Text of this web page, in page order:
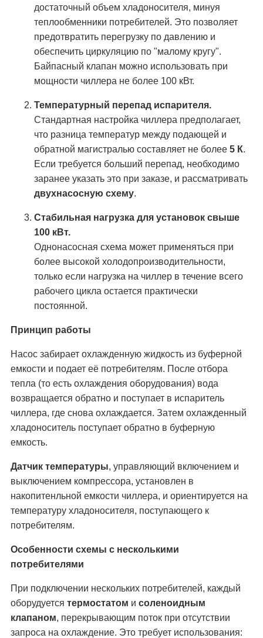
достаточный объем хладоносителя, минуя
теплообменники потребителей. Это позволяет
предотвратить перегрузку по давлению и
обеспечить циркуляцию по "малому кругу".
Байпасный клапан можно использовать при
мощности чиллера не более 100 кВт.
Температурный перепад испарителя.
Стандартная настройка чиллера предполагает,
что разница температур между подающей и
обратной магистралью составляет не более 5 К.
Если требуется больший перепад, необходимо
заранее указать это при заказе, и рассматривать
двухнасосную схему.
Стабильная нагрузка для установок свыше
100 кВт.
Однонасосная схема может применяться при
более высокой холодопроизводительности,
только если нагрузка на чиллер в течение всего
рабочего цикла остается практически
постоянной.
Принцип работы
Насос забирает охлажденную жидкость из буферной
емкости и подает её потребителям. После отбора
тепла (то есть охлаждения оборудования) вода
возвращается обратно и поступает в испаритель
чиллера, где снова охлаждается. Затем охлажденный
хладоноситель поступает обратно в буферную
емкость.
Датчик температуры, управляющий включением и
выключением компрессора, установлен в
накопитенльной емкости чиллера, и ориентируется на
температуру хладоносителя, поступающего к
потребителям.
Особенности схемы с несколькими
потребителями
При подключении нескольких потребителей, каждый
оборудуется термостатом и соленоидным
клапаном, перекрывающим поток при отсутствии
запроса на охлаждение. Это требует использования: